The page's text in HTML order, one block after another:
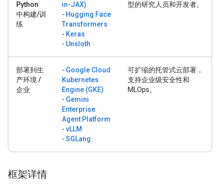
Python
中构建/训
练
in-JAX)
- Hugging Face
Transformers
- Keras
- Unsloth
型的研究人员和开发者。
部署到生
产环境 /
企业
- Google Cloud
Kubernetes
Engine (GKE)
- Gemini
Enterprise
Agent Platform
- vLLM
- SGLang
可扩缩的托管式云部署，
支持企业级安全性和
MLOps。
框架详情